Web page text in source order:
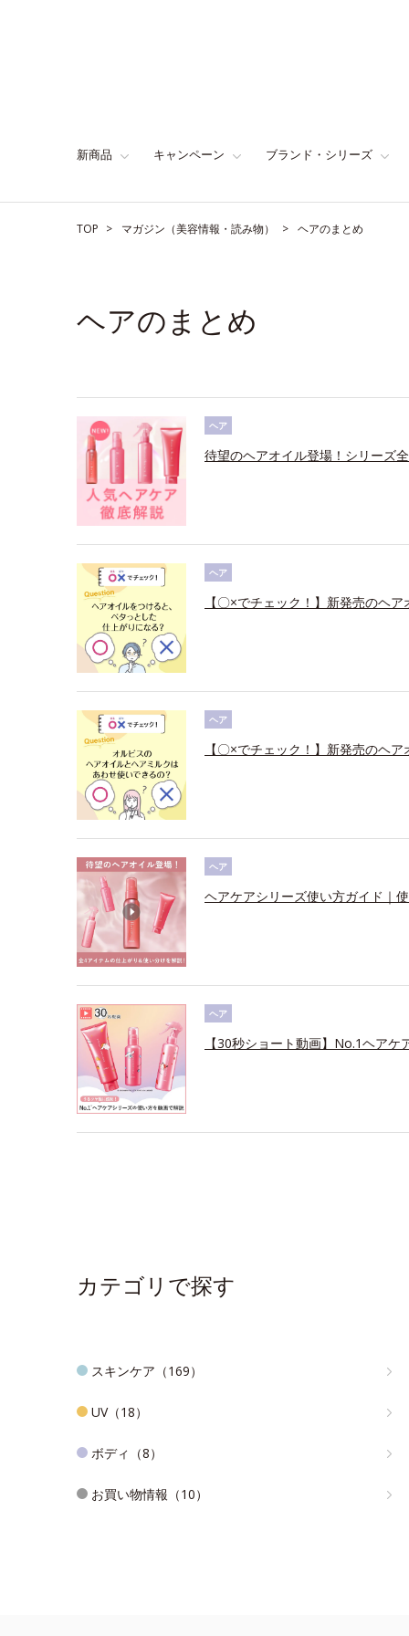
新商品 キャンペーン ブランド・シリーズ
TOP マガジン（美容情報・読み物） ヘアのまとめ
ヘアのまとめ
ヘア
待望のヘアオイル登場！シリーズ
ヘア
【〇×でチェック！】新発売のヘ
ヘア
【〇×でチェック！】新発売のヘ
ヘア
ヘアケアシリーズ使い方ガイド｜
ヘア
【30秒ショート動画】No.1ヘア
カテゴリで探す
スキンケア（169）
UV（18）
ボディ（8）
お買い物情報（10）